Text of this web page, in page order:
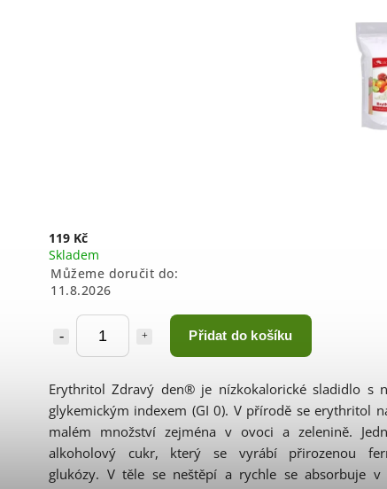
119 Kč
Skladem
Můžeme doručit do:
11.8.2026
Přidat do košíku
Erythritol Zdravý den® je nízkokalorické sladidlo s
glykemickým indexem (GI 0). V přírodě se erythritol
malém množství zejména v ovoci a zelenině.
alkoholový cukr, který se vyrábí přirozenou
glukózy. V těle se neštěpí a rychle se absorbuje v